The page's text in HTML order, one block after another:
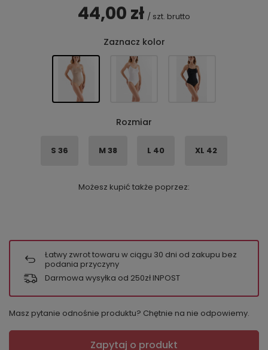
44,00 zł / szt. brutto
Zaznacz kolor
Rozmiar
S 36 M 38 L 40 XL 42
Możesz kupić także poprzez:
Łatwy zwrot towaru w ciągu 30 dni od zakupu bez
podania przyczyny
Darmowa wysyłka od 250zł INPOST
Masz pytanie odnośnie produktu? Chętnie na nie odpowiemy.
Zapytaj o produkt